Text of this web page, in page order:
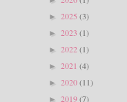
► 2025 (3)
► 2023 (1)
► 2022(1)
► 2021 (4)
► 2020(11)
► 2019(7)